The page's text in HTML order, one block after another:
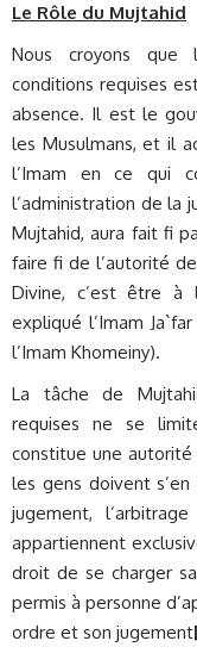
Le Rôle du Mujtahid
Nous croyons que
conditions requises
absence. Il est le
les Musulmans, et il
l’Imam en ce qui
l’administration de la
Mujtahid, aura fait fi
faire fi de l’autorité
Divine, c’est être à
expliqué l’Imam
l’Imam Khomeiny).
La tâche de
requises ne se
constitue une autorité
les gens doivent
jugement,
appartiennent
droit de se charger
permis à personne
ordre et son jugement